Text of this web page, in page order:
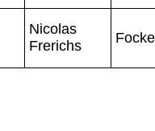
Nicolas
Frerichs